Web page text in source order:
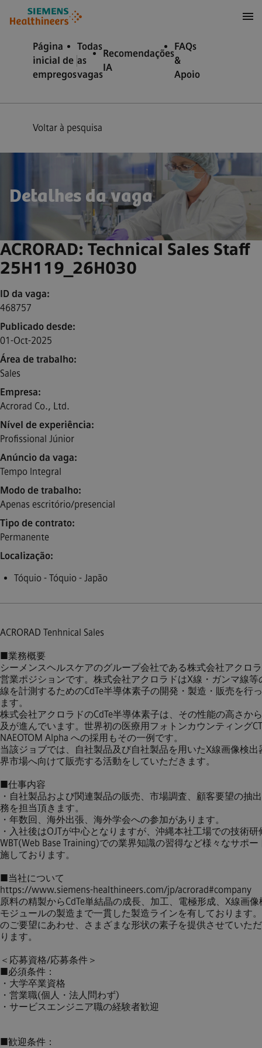
conteúdo
o rodapé
Página
inicial de
empregos
Todas
as
vagas
Recomendações
IA
FAQs
&
Apoio
Voltar à pesquisa
Detalhes da vaga
ACRORAD: Technical Sales Staff
25H119_26H030
ID da vaga
468757
Publicado desde
01-Oct-2025
Área de trabalho
Sales
Empresa
Acrorad Co., Ltd.
Nível de experiência
Profissional Júnior
Anúncio da vaga
Tempo Integral
Modo de trabalho
Apenas escritório/presencial
Tipo de contrato
Permanente
Localização
Tóquio - Tóquio - Japão
ACRORAD Tenhnical Sales
■業務概要
シーメンスヘルスケアのグループ会社である株式会社アクロ
営業ポジションです。株式会社アクロラドはX線・ガンマ線等
線を計測するためのCdTe半導体素子の開発・製造・販売を行
ます。
株式会社アクロラドのCdTe半導体素子は、その性能の高さか
及が進んでいます。世界初の医療用フォトンカウンティング
NAEOTOM Alpha への採用もその一例です。
当該ジョブでは、自社製品及び自社製品を用いたX線画像検出
界市場へ向けて販売する活動をしていただきます。
■仕事内容
・自社製品および関連製品の販売、市場調査、顧客要望の抽
務を担当頂きます。
・年数回、海外出張、海外学会への参加があります。
・入社後はOJTが中心となりますが、沖縄本社工場での技術研
WBT(Web Base Training)での業界知識の習得など様々なサポー
施しております。
■当社について
https://www.siemens-healthineers.com/jp/acrorad#company
原料の精製からCdTe単結晶の成長、加工、電極形成、X線画像
モジュールの製造まで一貫した製造ラインを有しております
のご要望にあわせ、さまざまな形状の素子を提供させていた
ります。
＜応募資格/応募条件＞
■必須条件：
・大学卒業資格
・営業職(個人・法人問わず)
・サービスエンジニア職の経験者歓迎
■歓迎条件：